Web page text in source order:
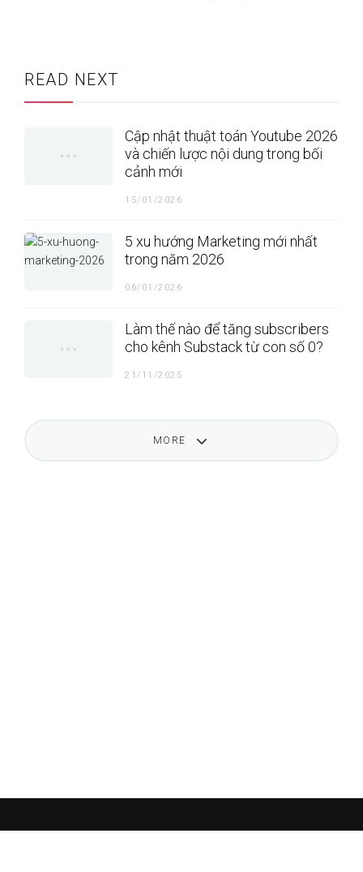
READ NEXT
Cập nhật thuật toán Youtube 2026
và chiến lược nội dung trong bối
cảnh mới
15/01/2026
5 xu hướng Marketing mới nhất
trong năm 2026
06/01/2026
Làm thế nào để tăng subscribers
cho kênh Substack từ con số 0?
21/11/2025
MORE